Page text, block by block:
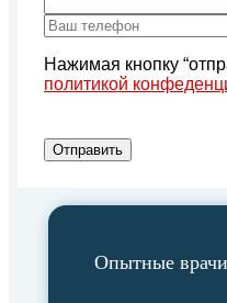
Нажимая кнопку
политикой
Отправить
Опытные